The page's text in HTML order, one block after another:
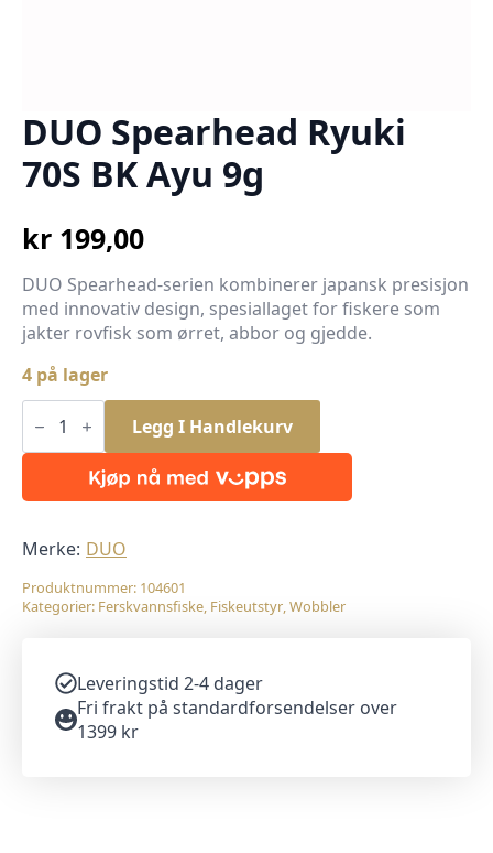
DUO Spearhead Ryuki
70S BK Ayu 9g
kr 199,00
DUO Spearhead-serien kombinerer japansk presisjon
med innovativ design, spesiallaget for fiskere som
jakter rovfisk som ørret, abbor og gjedde.
4 på lager
DUO
Spearhead
70S
Ayu
Legg I Handlekurv
Merke: DUO
Produktnummer: 104601
Kategorier: Ferskvannsfiske, Fiskeutstyr,Wobbler
Leveringstid 2-4 dager
Fri frakt på standardforsendelser over
1399 kr